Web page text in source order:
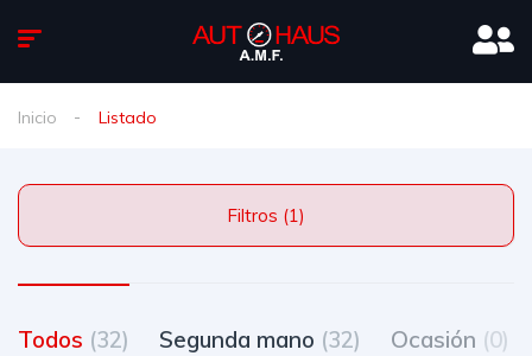
Inicio Listado
Filtros (1)
Todos (32) Segunda mano (32) Ocasión (0)